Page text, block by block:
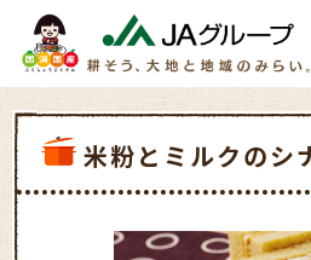
米粉とミルクのシ